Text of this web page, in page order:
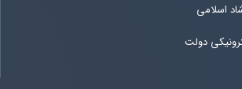
اسلامی
دولت